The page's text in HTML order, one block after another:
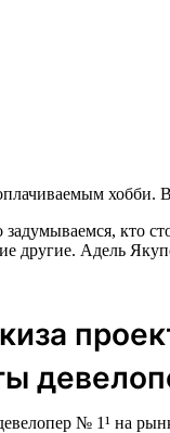
хобби. В
кто
Адель
№ 1¹ на